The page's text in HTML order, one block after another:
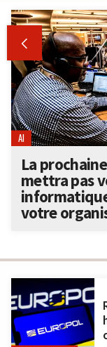

AI
La
mettra pas
votre